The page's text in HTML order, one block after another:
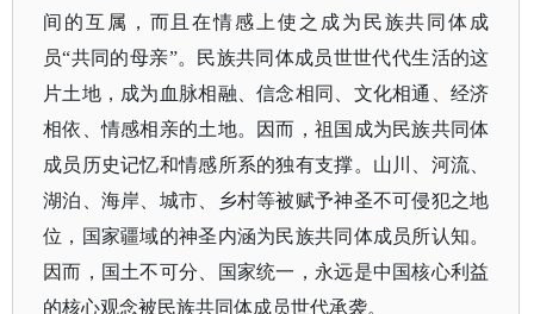
间的互属，而且在情感上使之成为民族共同体成
员“共同的母亲”。民族共同体成员世世代代生活的这
片土地，成为血脉相融、信念相同、文化相通、经济
相依、情感相亲的土地。因而， 祖国成为民族共同体
成员历史记忆和情感所系的独有支撑。山川、河流、
湖泊、海岸、城市、乡村等被赋予神圣不可侵犯之地
位，国家疆域的神圣内涵为民族共同体成员所认知。
因而，国土不可分、国家统一，永远是中国核心利益
的核心观念被民族共同体成员世代承袭。